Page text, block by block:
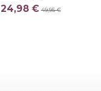
24,98 €49,95 €